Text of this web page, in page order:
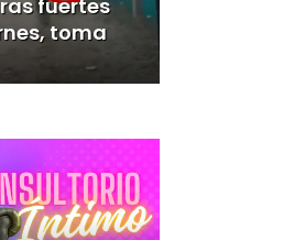
fuertes
toma